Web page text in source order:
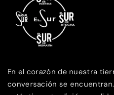
En el corazón de nuestra
conversación se